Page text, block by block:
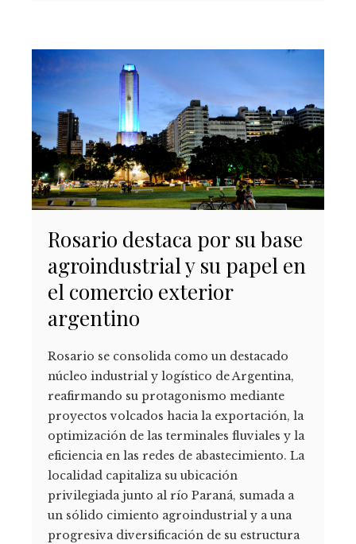
Rosario destaca por su base
agroindustrial y su papel en
el comercio exterior
argentino
Rosario se consolida como un destacado
núcleo industrial y logístico de Argentina,
reafirmando su protagonismo mediante
proyectos volcados hacia la exportación, la
optimización de las terminales fluviales y la
eficiencia en las redes de abastecimiento. La
localidad capitaliza su ubicación
privilegiada junto al río Paraná, sumada a
un sólido cimiento agroindustrial y a una
progresiva diversificación de su estructura